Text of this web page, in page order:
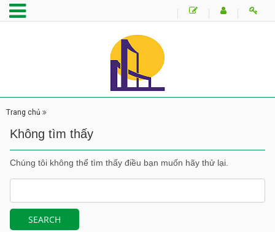
Trang chủ
Không tìm thấy
Chúng tôi không thể tìm thấy điều bạn muốn hãy thử lại.